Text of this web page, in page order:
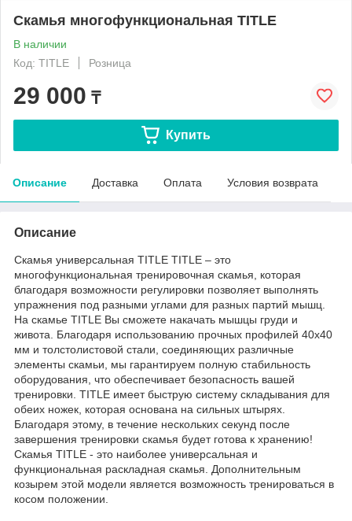
Скамья многофункциональная TITLE
В наличии
Код: TITLE
Розница
29 000 ₸
Купить
Описание Доставка Оплата Условия возврата
Описание
Скамья универсальная TITLE TITLE – это
многофункциональная тренировочная скамья, которая
благодаря возможности регулировки позволяет выполнять
упражнения под разными углами для разных партий мышц.
На скамье TITLE Вы сможете накачать мышцы груди и
живота. Благодаря использованию прочных профилей 40х40
мм и толстолистовой стали, соединяющих различные
элементы скамьи, мы гарантируем полную стабильность
оборудования, что обеспечивает безопасность вашей
тренировки. TITLE имеет быструю систему складывания для
обеих ножек, которая основана на сильных штырях.
Благодаря этому, в течение нескольких секунд после
завершения тренировки скамья будет готова к хранению!
Скамья TITLE - это наиболее универсальная и
функциональная раскладная скамья. Дополнительным
козырем этой модели является возможность тренироваться в
косом положении.